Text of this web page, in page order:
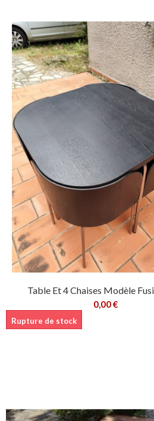
Table Et 4 Chaises Modèle
0,00 €
Rupture de stock